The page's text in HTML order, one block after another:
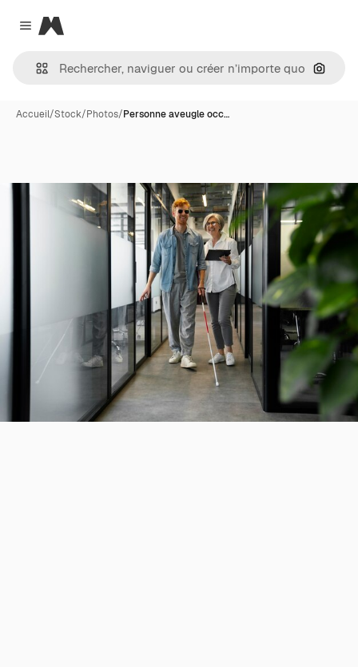
Close menu
Magnific
Accueil/Stock/Photos/Personne aveugle occ…